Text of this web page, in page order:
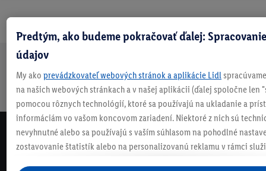
Odoberaj Newsletter!
Doprava
zadarmo
nad 70 €¹
30 dní na
vrátenie
Vrátenie
zadarmo
Každý
týždeň
niečo nové
Bezpečný nákup
NEWSLETTER
NEZMEŠKAJ NAŠE AKCIE!
Predtým, ako budeme pokračovať ďalej:
údajov
My ako prevádzkovateľ webových stránok a aplikácie Lidl
na našich webových stránkach a v našej aplikácii (ďalej spoločne len
pomocou rôznych technológií, ktoré sa používajú na ukladanie a
informáciám vo vašom koncovom zariadení. Niektoré z nich sú
nevyhnutné alebo sa používajú s vaším súhlasom na pohodlné
zostavovanie štatistík alebo na personalizovanú reklamu v rámci